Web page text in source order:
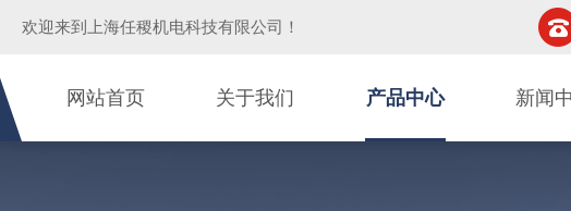
欢迎来到 上海任稷机电科技有限公司 ！
网站首页 关于我们 产品中心 新闻